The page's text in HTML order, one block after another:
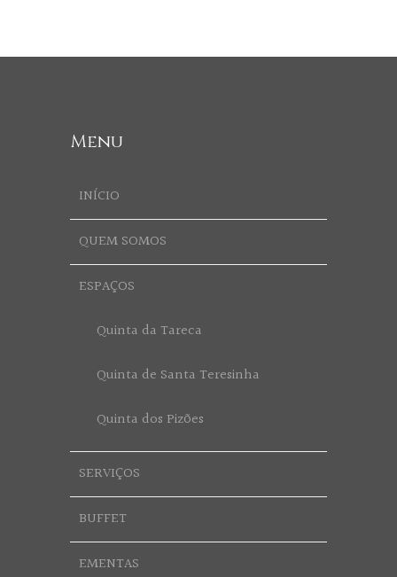
Menu
INÍCIO
QUEM SOMOS
ESPAÇOS
Quinta da Tareca
Quinta de Santa Teresinha
Quinta dos Pizões
SERVIÇOS
BUFFET
EMENTAS